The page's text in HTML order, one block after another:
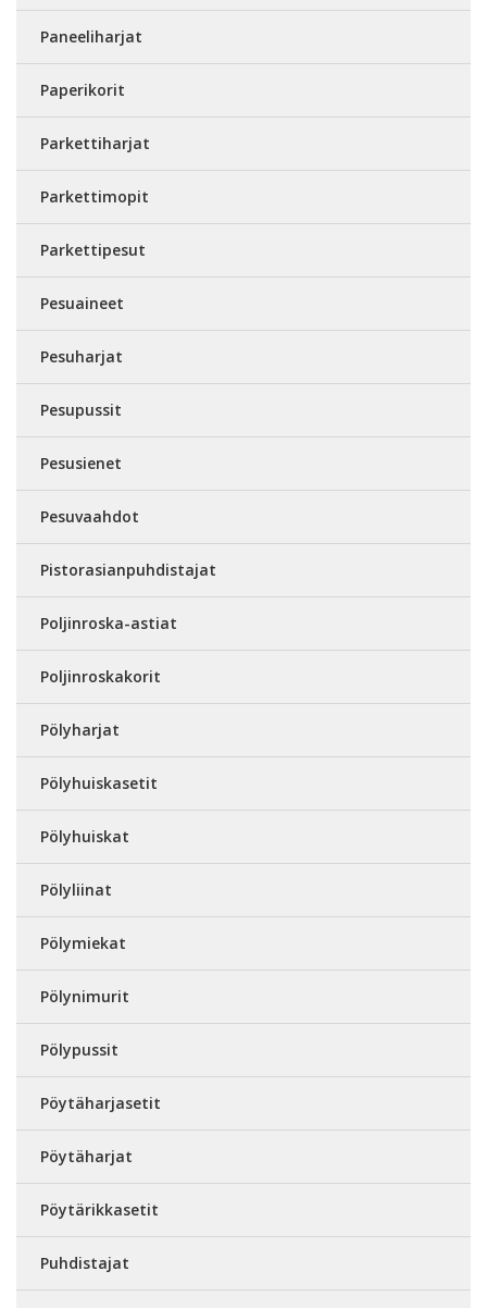
Paneeliharjat
Paperikorit
Parkettiharjat
Parkettimopit
Parkettipesut
Pesuaineet
Pesuharjat
Pesupussit
Pesusienet
Pesuvaahdot
Pistorasianpuhdistajat
Poljinroska-astiat
Poljinroskakorit
Pölyharjat
Pölyhuiskasetit
Pölyhuiskat
Pölyliinat
Pölymiekat
Pölynimurit
Pölypussit
Pöytäharjasetit
Pöytäharjat
Pöytärikkasetit
Puhdistajat